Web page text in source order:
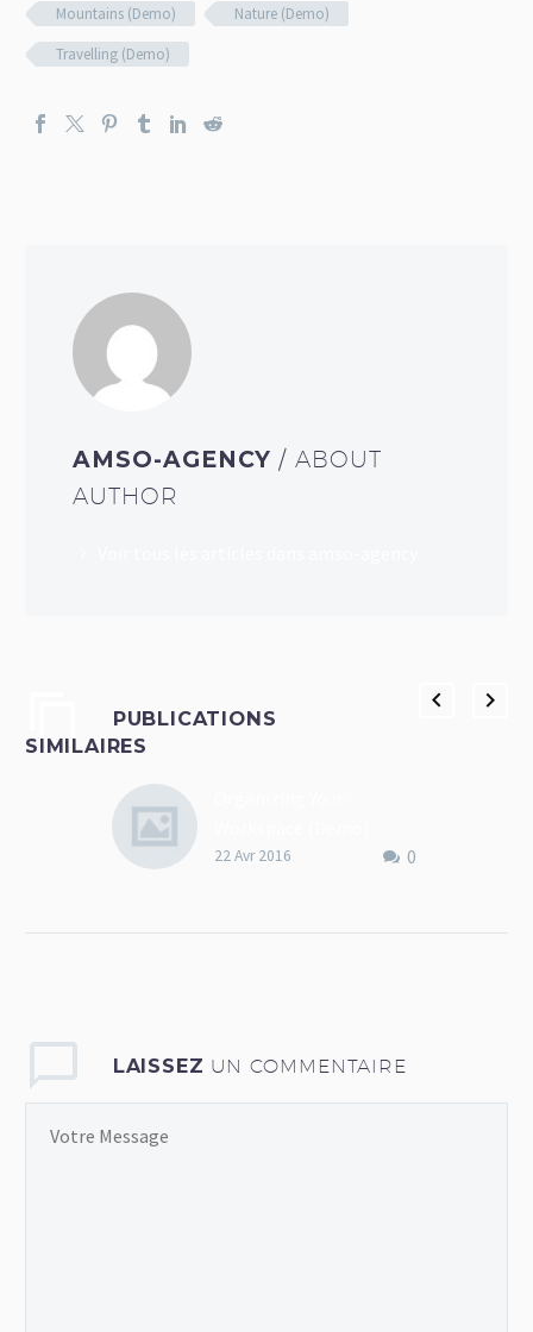
Mountains (Demo)
Nature (Demo)
Travelling (Demo)
AMSO-AGENCY/ ABOUT
AUTHOR
PUBLICATIONS
SIMILAIRES
Lorem Ipsum. Proin
0
22 Avr 2016
LAISSEZ UN COMMENTAIRE